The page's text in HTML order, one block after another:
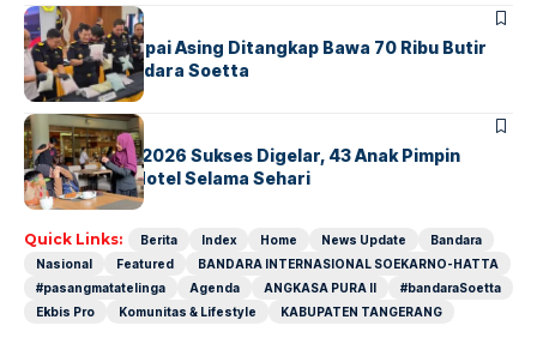
BANDARA BERITA
Kopilot Maskapai Asing Ditangkap Bawa 70 Ribu Butir
Ekstasi di Bandara Soetta
BERITAINDEX
GM For A Day 2026 Sukses Digelar, 43 Anak Pimpin
Operasional Hotel Selama Sehari
Quick Links: Berita Index Home News Update
Bandara
Nasional
Featured
BANDARA INTERNASIONAL SOEKARNO-HATTA
#pasangmatatelinga
Agenda ANGKASA PURA II
#bandaraSoetta
Ekbis Pro
Komunitas & Lifestyle KABUPATEN TANGERANG